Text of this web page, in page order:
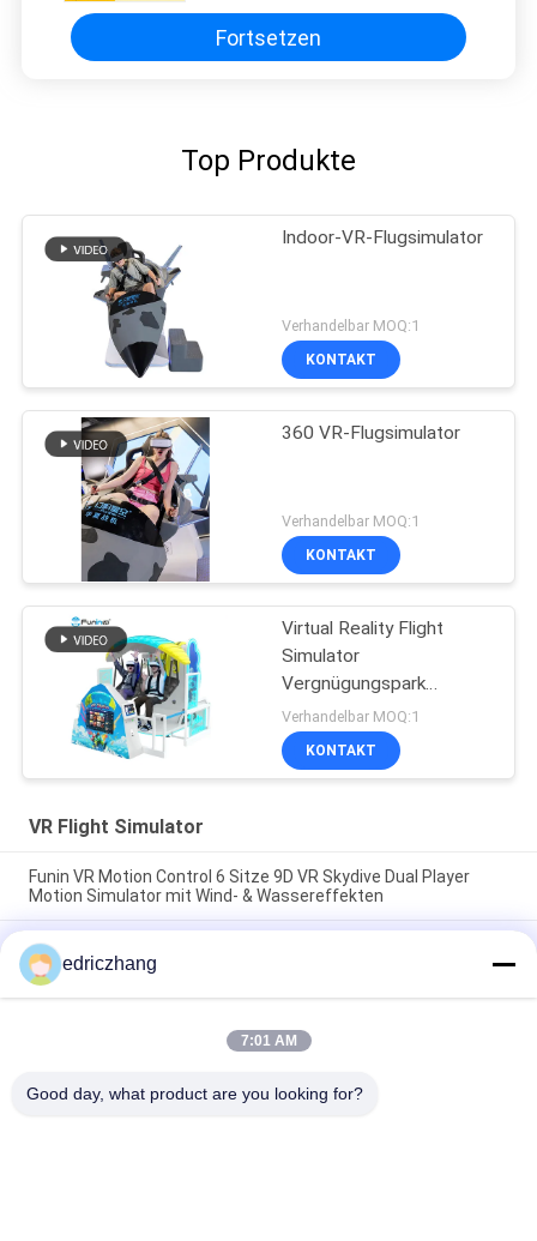
Fortsetzen
Top Produkte
Indoor-VR-Flugsimulator
Verhandelbar MOQ:1
KONTAKT
360 VR-Flugsimulator
Verhandelbar MOQ:1
KONTAKT
Virtual Reality Flight
Simulator
Vergnügungspark
Fahrten Doppelsitzer VR
Fliegende Spielmaschine
Verhandelbar MOQ:1
KONTAKT
VR Flight Simulator
Funin VR Motion Control 6 Sitze 9D VR Skydive Dual Player
Motion Simulator mit Wind- & Wassereffekten
Vielfalt an Inhalten 9D Virtual Reality Simulator VR Skydive, der
Surround-Sound und Multi-Plattform-Funktionen für
interaktive Erlebnisse bietet
Blauer Virtual-Reality-Spiele-Simulator für Kinder, konzipiert
mit wartungsarmen Funktionen, die unterhaltsame, lehrreiche
edriczhang
7:01 AM
Good day, what product are you looking for?